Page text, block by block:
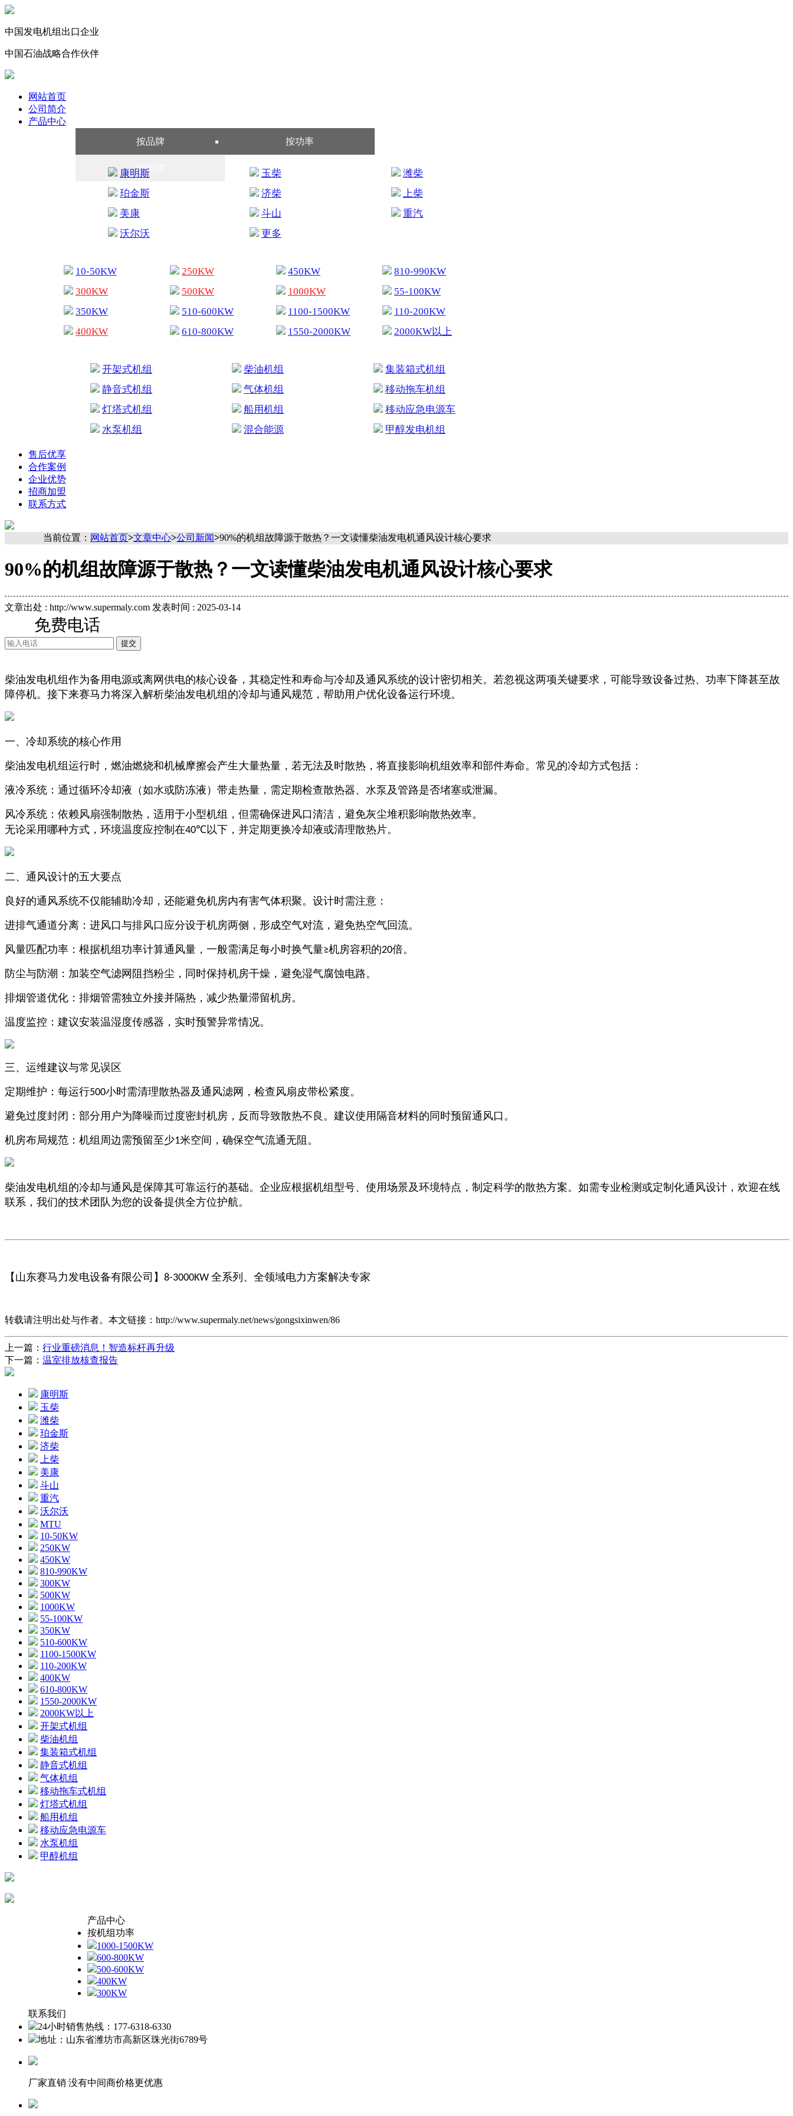
中国发电机组出口企业
中国石油战略合作伙伴
网站首页
公司简介
产品中心
按品牌
按功率
按样式
康明斯 玉柴
潍柴
珀金斯
济柴
上柴
美康
斗山
重汽
沃尔沃
更多
10-50KW 250KW 450KW
810-990KW
300KW
500KW 1000KW
55-100KW
350KW
510-600KW 1100-1500KW
110-200KW
400KW
610-800KW 1550-2000KW 2000KW以上
开架式机组 柴油机组
集装箱式机组
静音式机组
气体机组
移动拖车机组
灯塔式机组
船用机组
移动应急电源车
水泵机组
混合能源 甲醇发电机组
售后优享
合作案例
企业优势
招商加盟
联系方式
当前位置： 网站首页>文章中心>公司新闻>90%的机组故障源于散热？一文读懂柴油发电机通风设计核心要求
90%的机组故障源于散热？一文读懂柴油发电机通风设计核心要求
文章出处 : http://www.supermaly.com 发表时间 : 2025-03-14
免费电话
柴油发电机组作为备用电源或离网供电的核心设备，其稳定性和寿命与冷却及通风系统的设计密切相关。若忽视这两项关键要求，可能导致设备过热、功率下降甚至故
障停机。 接下来赛马力将深入解析柴油发电机组的冷却与通风规范，帮助用户优化设备运行环境。
一、冷却系统的核心作用
柴油发电机组运行时，燃油燃烧和机械摩擦会产生大量热量，若无法及时散热，将直接影响机组效率和部件寿命。常见的冷却方式包括：
液冷系统：通过循环冷却液（如水或防冻液）带走热量，需定期检查散热器、水泵及管路是否堵塞或泄漏。
风冷系统：依赖风扇强制散热，适用于小型机组，但需确保进风口清洁，避免灰尘堆积影响散热效率。
无论采用哪种方式，环境温度应控制在40℃以下，并定期更换冷却液或清理散热片。
二、通风设计的五大要点
良好的通风系统不仅能辅助冷却，还能避免机房内有害气体积聚。设计时需注意：
进排气通道分离：进风口与排风口应分设于机房两侧，形成空气对流，避免热空气回流。
风量匹配功率：根据机组功率计算通风量，一般需满足每小时换气量≥机房容积的20倍。
防尘与防潮：加装空气滤网阻挡粉尘，同时保持机房干燥，避免湿气腐蚀电路。
排烟管道优化：排烟管需独立外接并隔热，减少热量滞留机房。
温度监控：建议安装温湿度传感器，实时预警异常情况。
三、运维建议与常见误区
定期维护：每运行500小时需清理散热器及通风滤网，检查风扇皮带松紧度。
避免过度封闭：部分用户为降噪而过度密封机房，反而导致散热不良。建议使用隔音材料的同时预留通风口。
机房布局规范：机组周边需预留至少1米空间，确保空气流通无阻。
柴油发电机组的冷却与通风是保障其可靠运行的基础。企业应根据机组型号、使用场景及环境特点，制定科学的散热方案。如需专业检测或定制化通风设计，欢迎在线
联系， 我们的技术团队 为您的设备提供全方位护航。
【 山东赛马力发电设备有限公司 】 8-3000KW 全系列、全领域电力方案解决专家
转载请注明出处与作者。本文链接：http://www.supermaly.net/news/gongsixinwen/86
上一篇： 行业重磅消息！智造标杆再升级
下一篇： 温室排放核查报告
康明斯
玉柴
潍柴
珀金斯
济柴
上柴
美康
斗山
重汽
沃尔沃
MTU
10-50KW
250KW
450KW
810-990KW
300KW
500KW
1000KW
55-100KW
350KW
510-600KW
1100-1500KW
110-200KW
400KW
610-800KW
1550-2000KW
2000KW以上
开架式机组
柴油机组
集装箱式机组
静音式机组
气体机组
移动拖车式机组
灯塔式机组
船用机组
移动应急电源车
水泵机组
甲醇机组
产品中心
按机组功率
1000-1500KW
600-800KW
500-600KW
400KW
300KW
联系我们
24小时销售热线：177-6318-6330
地址：山东省潍坊市高新区珠光街6789号
厂家直销 没有中间商价格更优惠